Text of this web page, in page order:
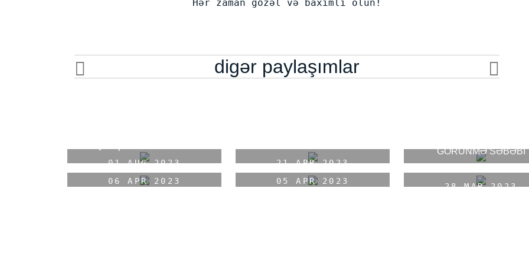
Hər zaman gözəl və baxımlı olun!
digər paylaşımlar
01 AUG 2023
GÖZƏLLİK
21 APR 2023
GÖZƏLLİK
GÖRÜNMƏ SƏBƏBİ
GÖZƏLLİK
QIRIŞLAR ÜÇÜN MASKA
06 APR 2023
QALICI DODAQ RƏNGLƏNDİRMƏ
05 APR 2023
BU MASKANI BİR HƏFTƏ
28 MAR 2023